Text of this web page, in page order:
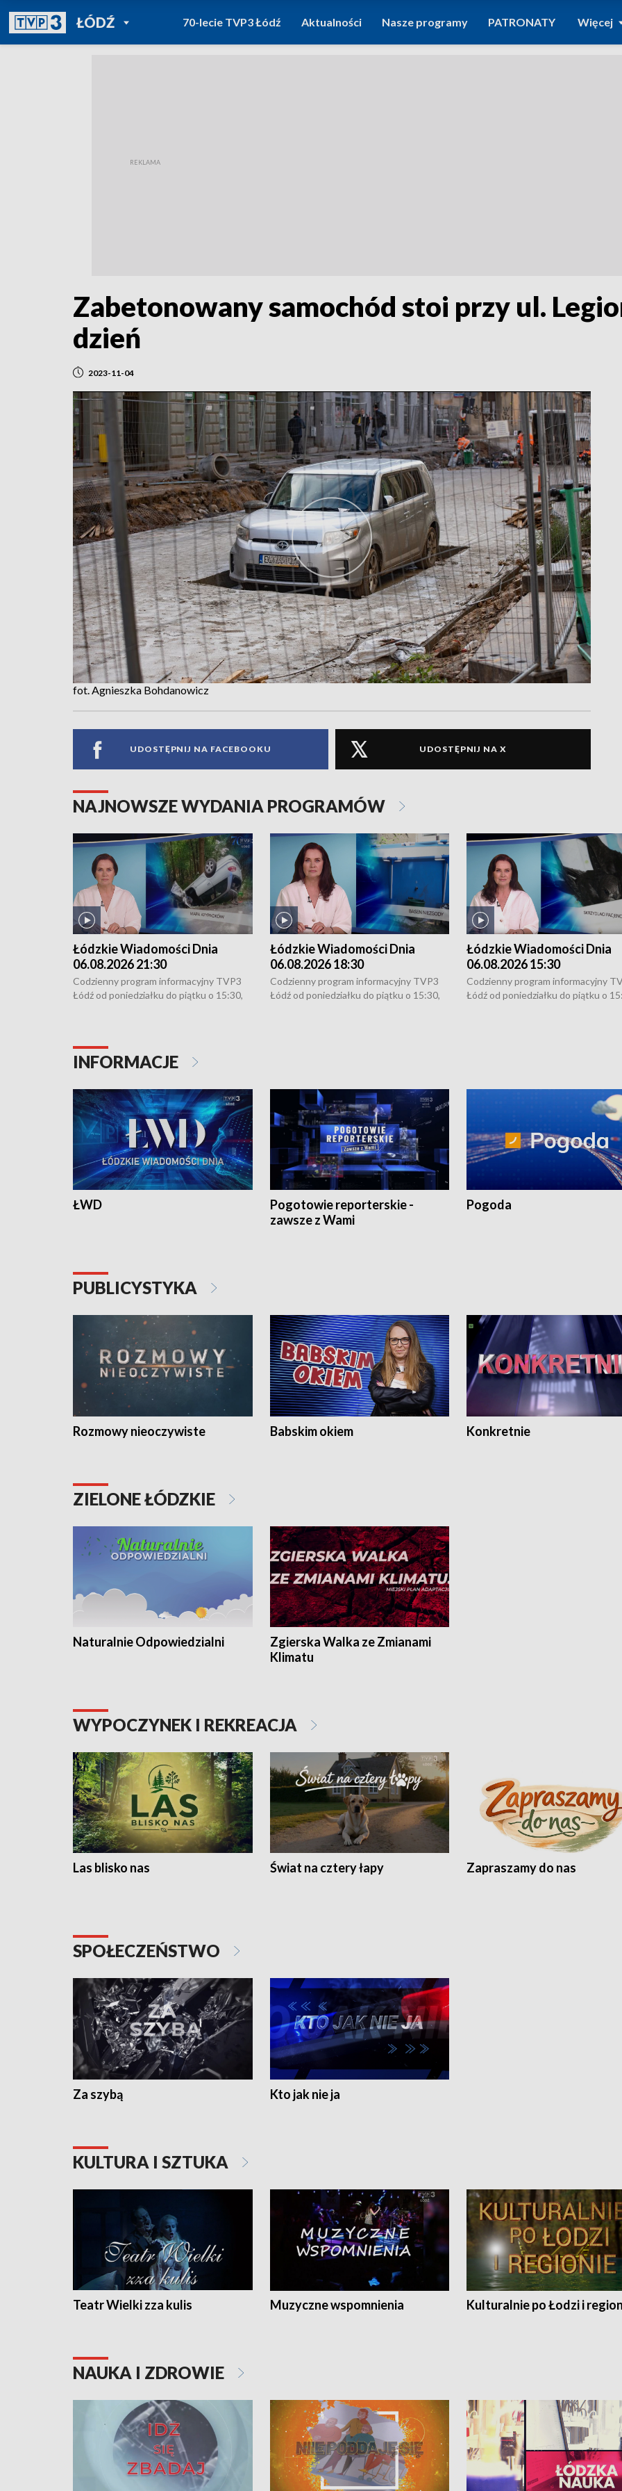
ŁÓDŹPOWRÓT DO
TVP REGIONY
70-lecie TVP3 Łódź Aktualności Nasze programy PATRONATY Więcej
Zabetonowany samochód stoi przy ul.
dzień
2023-11-04
fot. Agnieszka Bohdanowicz
UDOSTĘPNIJ NA FACEBOOKU UDOSTĘPNIJ NA X
NAJNOWSZE WYDANIA PROGRAMÓW
Łódzkie Wiadomości Dnia
06.08.2026 21:30
Codzienny program informacyjny TVP3
Łódź od poniedziałku do piątku o 15:30,
Łódzkie Wiadomości Dnia
06.08.2026 18:30
Codzienny program informacyjny TVP3
Łódź od poniedziałku do piątku o 15:30,
Łódzkie Wiadomości Dnia
06.08.2026 15:30
Codzienny program informacyjny
Łódź od poniedziałku do piątku o
INFORMACJE
ŁWD
Pogotowie reporterskie -
zawsze z Wami
Pogoda
PUBLICYSTYKA
Rozmowy nieoczywiste Babskim okiem Konkretnie
ZIELONE ŁÓDZKIE
Naturalnie Odpowiedzialni
Zgierska Walka ze Zmianami
Klimatu
WYPOCZYNEK I REKREACJA
Las blisko nas Świat na cztery łapy Zapraszamy do nas
SPOŁECZEŃSTWO
Za szybą Kto jak nie ja
KULTURA I SZTUKA
Teatr Wielki zza kulis Muzyczne wspomnienia Kulturalnie po Łodzi i
NAUKA I ZDROWIE